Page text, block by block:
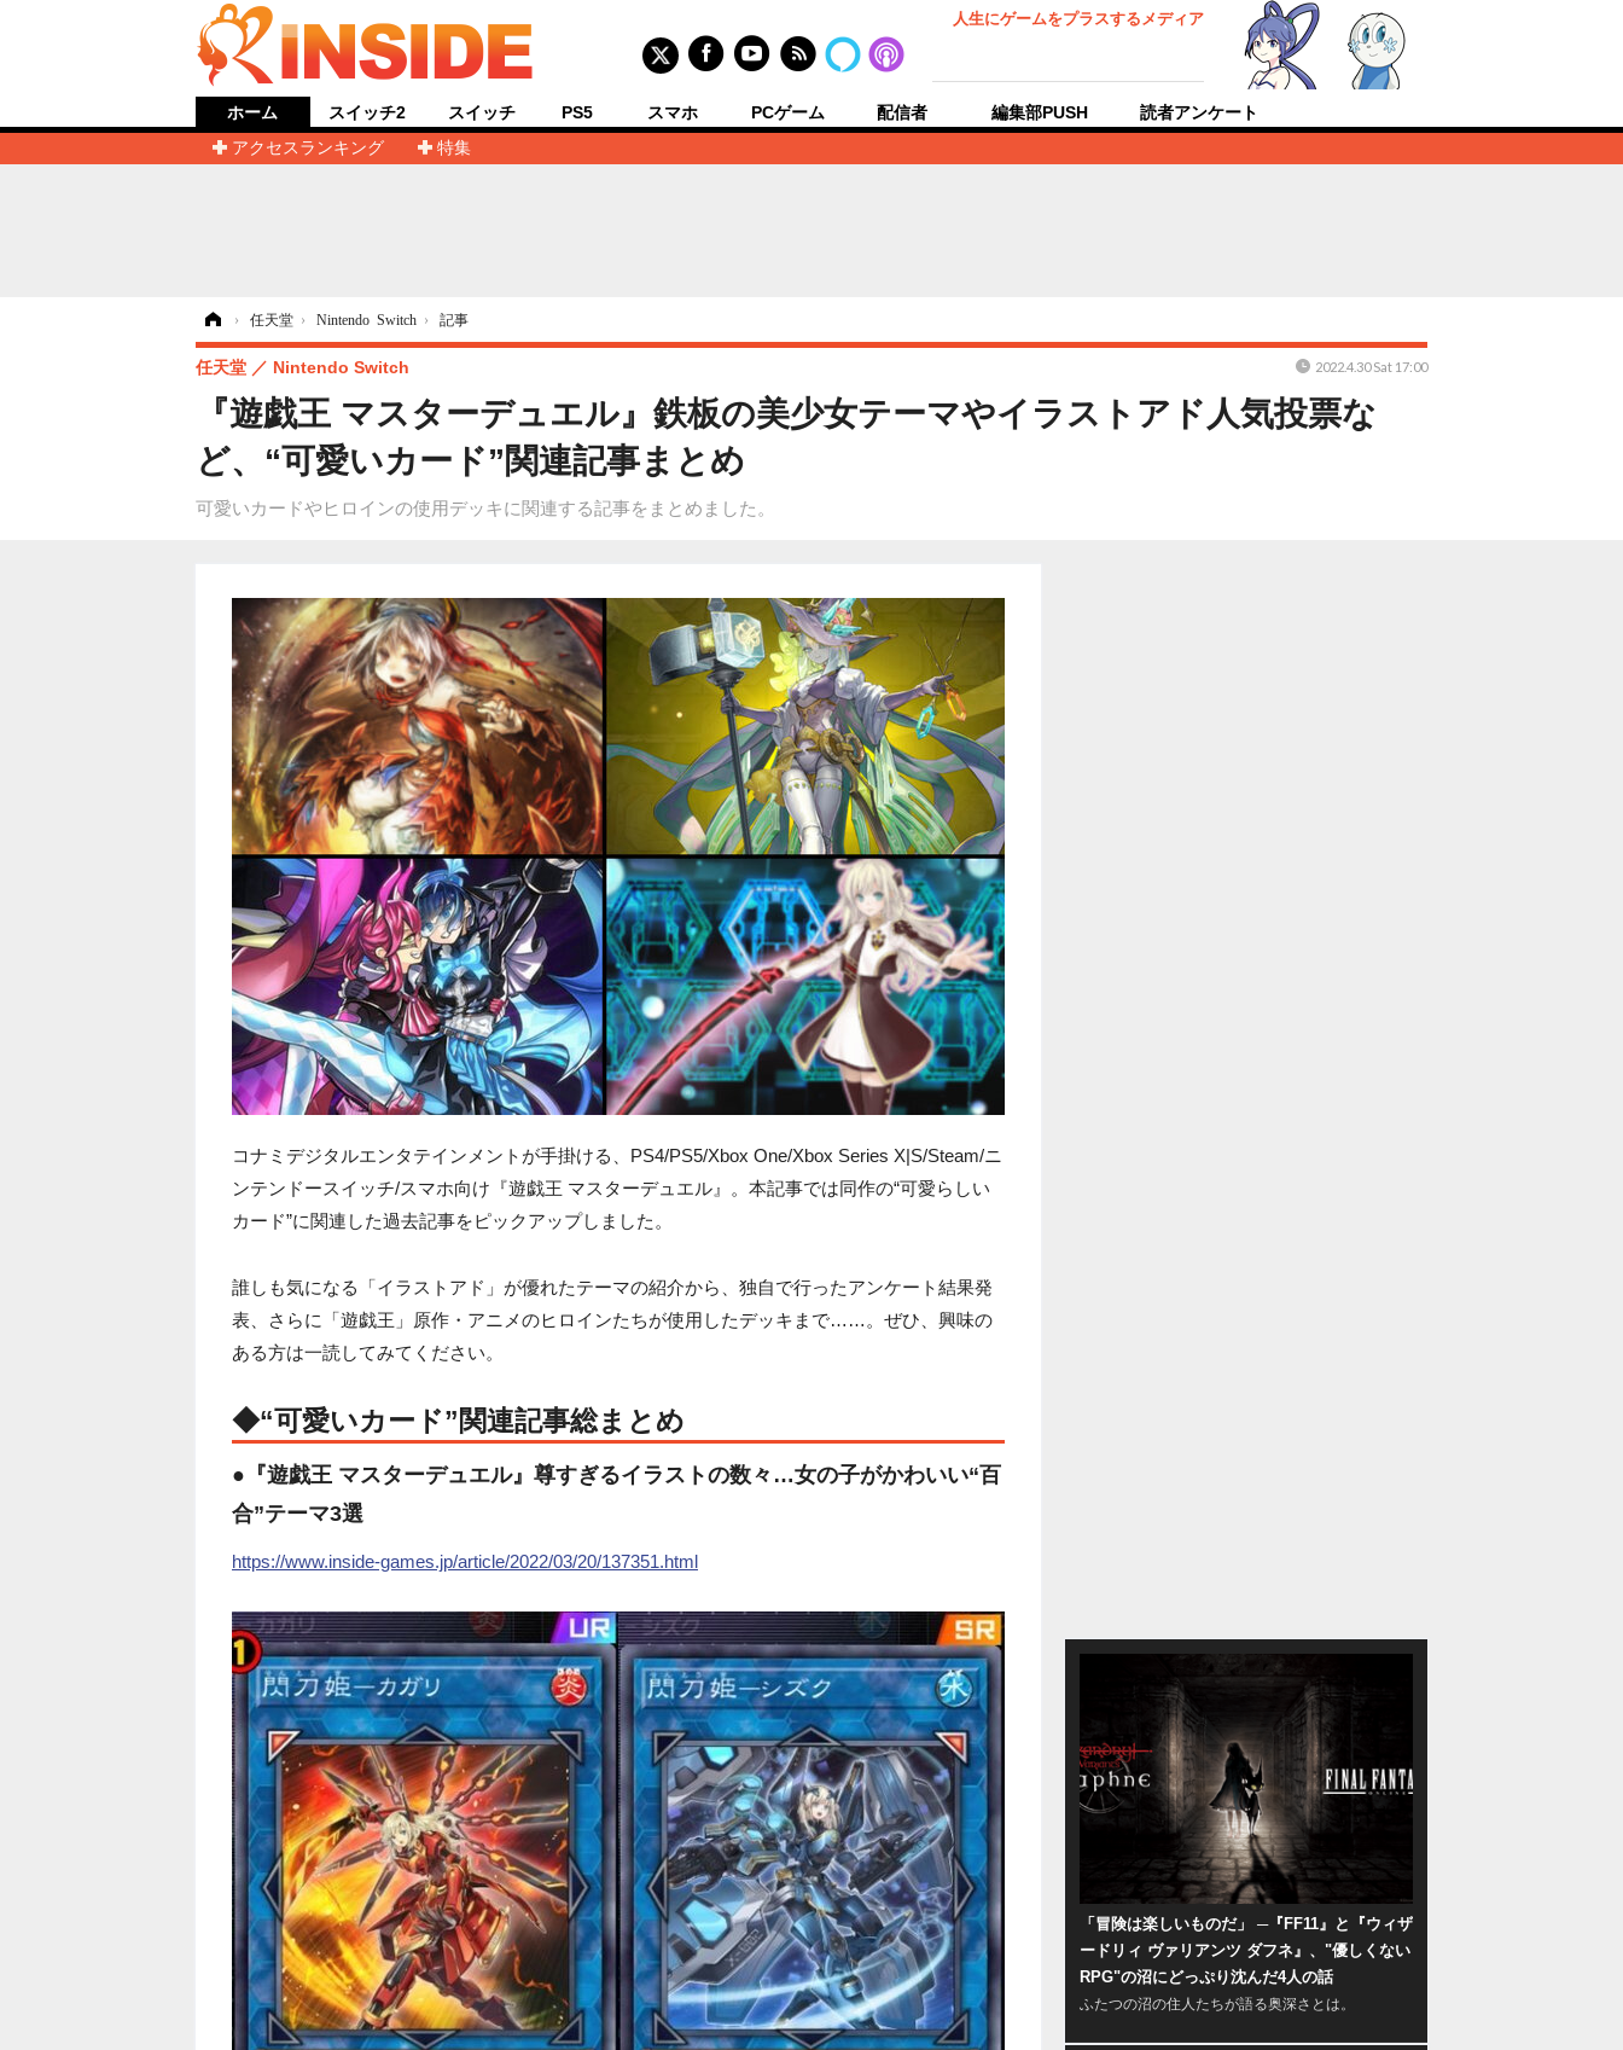
人生にゲームをプラスするメディア
ホーム
アクセスランキング
特集
スイッチ2 スイッチ PS5 スマホ PCゲーム 配信者 編集部PUSH 読者アンケート
› 任天堂 › Nintendo Switch › 記事
『遊戯王 マスターデュエル』鉄板の美少女テーマやイラストアド人気投票な
ど、“可愛いカード”関連記事まとめ
可愛いカードやヒロインの使用デッキに関連する記事をまとめました。
任天堂 Nintendo Switch 2022.4.30 Sat 17:00
コナミデジタルエンタテインメントが手掛ける、PS4/PS5/Xbox One/Xbox Series X|S/Steam/ニ
ンテンドースイッチ/スマホ向け『遊戯王 マスターデュエル』。本記事では同作の“可愛らしい
カード”に関連した過去記事をピックアップしました。
誰しも気になる「イラストアド」が優れたテーマの紹介から、独自で行ったアンケート結果発
表、さらに「遊戯王」原作・アニメのヒロインたちが使用したデッキまで……。ぜひ、興味の
ある方は一読してみてください。
◆“可愛いカード”関連記事総まとめ
●『遊戯王 マスターデュエル』尊すぎるイラストの数々…女の子がかわいい“百
合”テーマ3選
https://www.inside-games.jp/article/2022/03/20/137351.html
「冒険は楽しいものだ」 ─『FF11』と『ウィザ
ードリィ ヴァリアンツ ダフネ』、"優しくない
RPG"の沼にどっぷり沈んだ4人の話
ふたつの沼の住人たちが語る奥深さとは。